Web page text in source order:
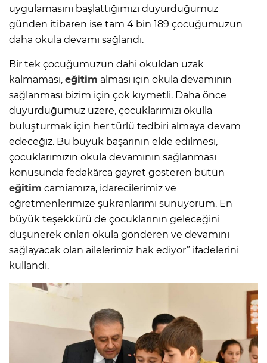
uygulamasını başlattığımızı duyurduğumuz
günden itibaren ise tam 4 bin 189 çocuğumuzun
daha okula devamı sağlandı.
Bir tek çocuğumuzun dahi okuldan uzak
kalmaması, eğitim alması için okula devamının
sağlanması bizim için çok kıymetli. Daha önce
duyurduğumuz üzere, çocuklarımızı okulla
buluşturmak için her türlü tedbiri almaya devam
edeceğiz. Bu büyük başarının elde edilmesi,
çocuklarımızın okula devamının sağlanması
konusunda fedakârca gayret gösteren bütün
eğitim camiamıza, idarecilerimiz ve
öğretmenlerimize şükranlarımı sunuyorum. En
büyük teşekkürü de çocuklarının geleceğini
düşünerek onları okula gönderen ve devamını
sağlayacak olan ailelerimiz hak ediyor” ifadelerini
kullandı.